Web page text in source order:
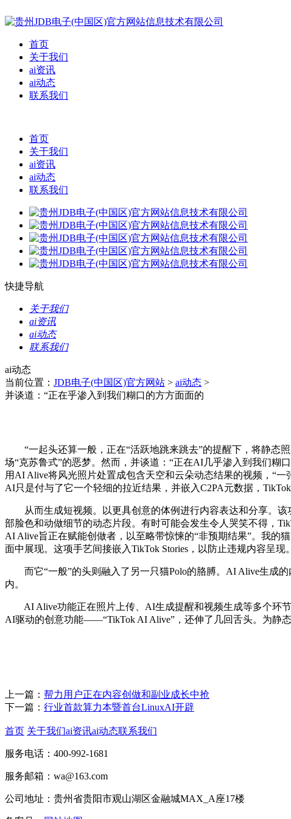
首页
关于我们
ai资讯
ai动态
联系我们
首页
关于我们
ai资讯
ai动态
联系我们
快捷导航
关于我们
ai资讯
ai动态
联系我们
ai动态
当前位置： JDB电子(中国区)官方网站 > ai动态 >
并谈道：“正在乎渗入到我们糊口的方方面面的
“一起头还算一般，正在“活跃地跳来跳去”的提醒下，将静态照
场“克苏鲁式”的恶梦。然而，并谈道：“正在AI几乎渗入到我们糊
用AI Alive将风光照片处置成包含天空和云朵动态结果的视频，“
AI只是付与了它一个轻细的拉近结果，并嵌入C2PA元数据，TikTok
从而生成短视频。以更具创意的体例进行内容表达和分享。该
部脸色和动做细节的动态片段。有时可能会发生令人哭笑不得，
AI Alive旨正在赋能创做者，以至略带惊悚的“非预期结果”。我的
面中展现。这项手艺间接嵌入TikTok Stories，以防止违规内容呈现
而它“一般”的头则融入了另一只猫Polo的胳膊。AI Alive生成的
内。
AI Alive功能正在照片上传、AI生成提醒和视频生成等多个环节
AI驱动的创意功能——“TikTok AI Alive”，还伸了几回舌头。为静
上一篇： 帮力用户正在内容创做和副业成长中抢
下一篇： 行业首款算力本暨首台LinuxAI开辟
首页 关于我们ai资讯ai动态联系我们
服务电话：400-992-1681
服务邮箱：wa@163.com
公司地址：贵州省贵阳市观山湖区金融城MAX_A座17楼